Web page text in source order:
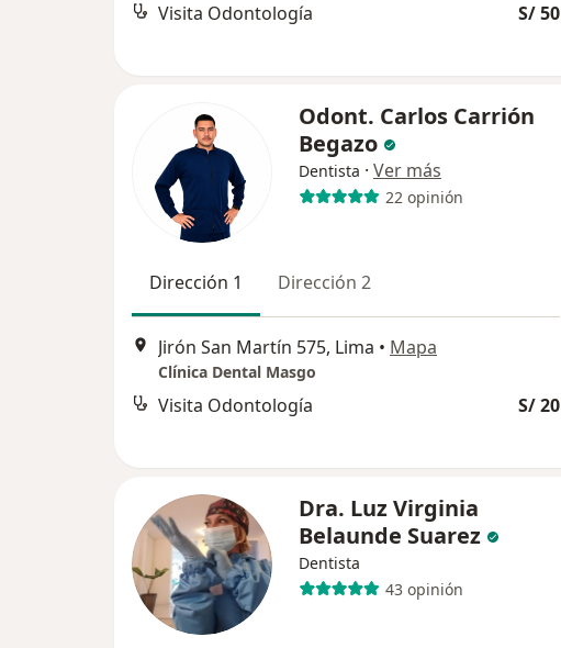
Visita Odontología S/ 50
Odont. Carlos Carrión
Begazo
Dentista · Ver más
22 opinión
Dirección 1 Dirección 2
Jirón San Martín 575, Lima • Mapa
Clínica Dental Masgo
Visita Odontología S/ 20
Dra. Luz Virginia
Belaunde Suarez
Dentista
43 opinión